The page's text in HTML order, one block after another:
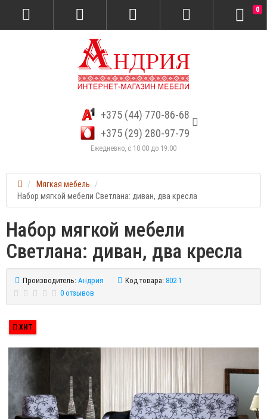
+375 (44) 770-86-68
+375 (29) 280-97-79
Ежедневно, с 10:00 до 19:00
0
Мягкая мебель
Набор мягкой мебели Светлана: диван, два кресла
Набор мягкой мебели
Светлана: диван, два кресла
Производитель: Андрия Код товара: 802-1
0 отзывов
ХИТ